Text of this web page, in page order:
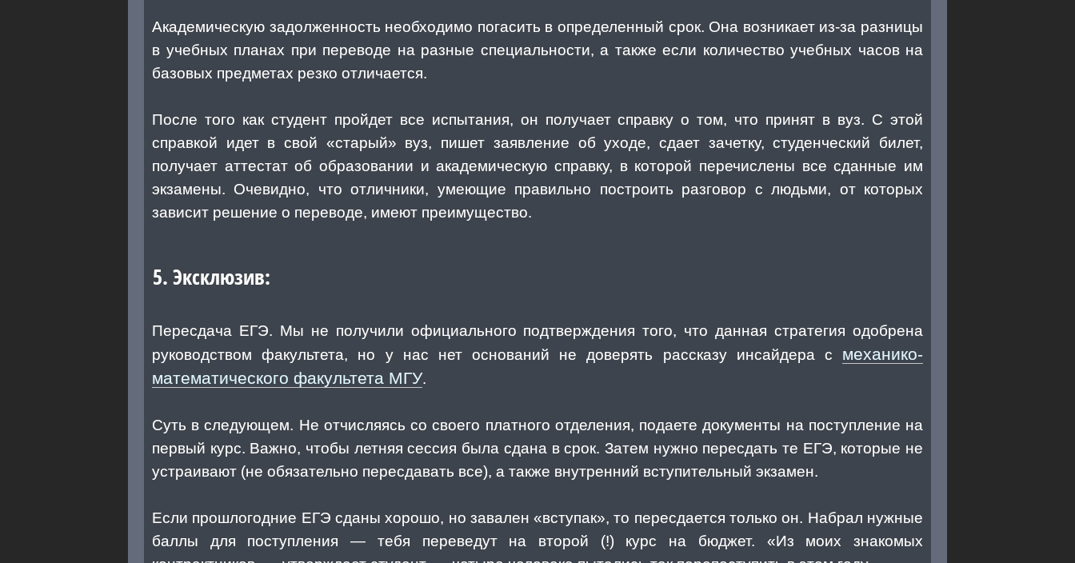
Академическую задолженность необходимо погасить в определенный срок. Она возникает из-за разницы
в учебных планах при переводе на разные специальности, а также если количество учебных часов на
базовых предметах резко отличается.
После того как студент пройдет все испытания, он получает справку о том, что принят в вуз. С этой
справкой идет в свой «старый» вуз, пишет заявление об уходе, сдает зачетку, студенческий билет,
получает аттестат об образовании и академическую справку, в которой перечислены все сданные им
экзамены. Очевидно, что отличники, умеющие правильно построить разговор с людьми, от которых
зависит решение о переводе, имеют преимущество.
5. Эксклюзив:
Пересдача ЕГЭ. Мы не получили официального подтверждения того, что данная стратегия одобрена
руководством факультета, но у нас нет оснований не доверять рассказу инсайдера с механико-
математического факультета МГУ.
Суть в следующем. Не отчисляясь со своего платного отделения, подаете документы на поступление на
первый курс. Важно, чтобы летняя сессия была сдана в срок. Затем нужно пересдать те ЕГЭ, которые не
устраивают (не обязательно пересдавать все), а также внутренний вступительный экзамен.
Если прошлогодние ЕГЭ сданы хорошо, но завален «вступак», то пересдается только он. Набрал нужные
баллы для поступления — тебя переведут на второй (!) курс на бюджет. «Из моих знакомых